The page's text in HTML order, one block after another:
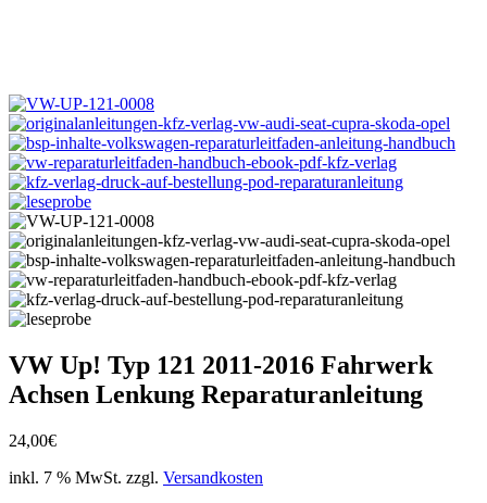
VW Up! Typ 121 2011-2016 Fahrwerk
Achsen Lenkung Reparaturanleitung
24,00€
inkl. 7 % MwSt. zzgl. Versandkosten